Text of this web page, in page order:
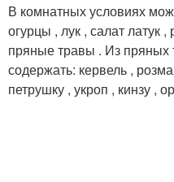
В комнатных условиях
огурцы , лук , салат латук
пряные травы . Из пряных
содержать: кервель ,
петрушку , укроп , кинзу ,